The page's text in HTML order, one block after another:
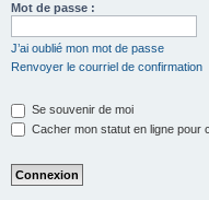
Mot de passe :
J’ai oublié mon mot de passe
Renvoyer le courriel de confirmation
Se souvenir de moi
Cacher mon statut en ligne pour